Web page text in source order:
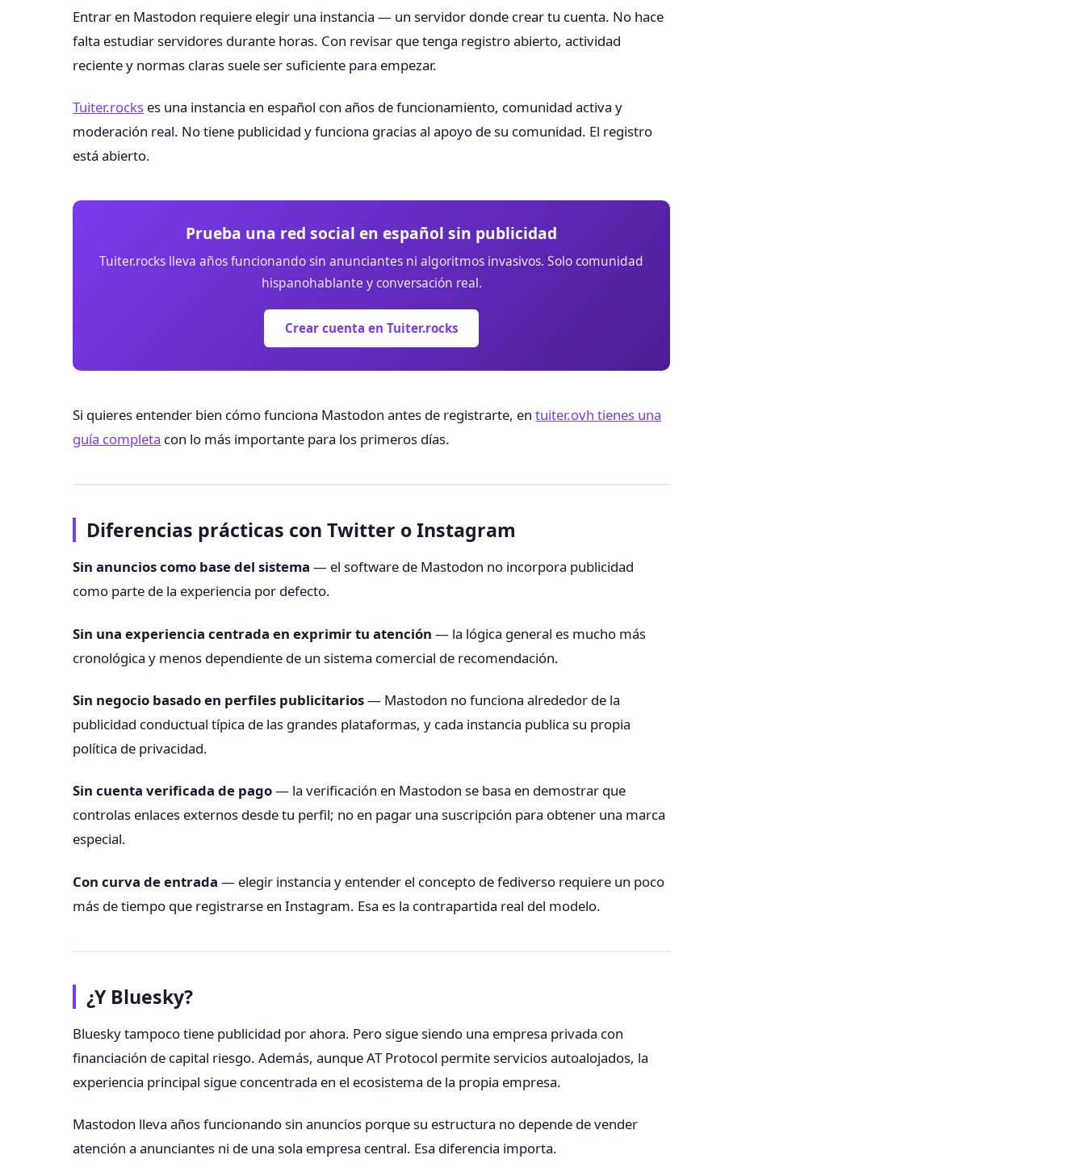
Entrar en Mastodon requiere elegir una instancia — un servidor donde crear tu cuenta. No hace
falta estudiar servidores durante horas. Con revisar que tenga registro abierto, actividad
reciente y normas claras suele ser suficiente para empezar.
Tuiter.rocks es una instancia en español con años de funcionamiento, comunidad activa y
moderación real. No tiene publicidad y funciona gracias al apoyo de su comunidad. El registro
está abierto.
Prueba una red social en español sin publicidad
Tuiter.rocks lleva años funcionando sin anunciantes ni algoritmos invasivos. Solo comunidad
hispanohablante y conversación real.
Crear cuenta en Tuiter.rocks
Si quieres entender bien cómo funciona Mastodon antes de registrarte, entuiter.ovh tienes una
guía completa con lo más importante para los primeros días.
Diferencias prácticas con Twitter o Instagram
Sin anuncios como base del sistema — el software de Mastodon no incorpora publicidad
como parte de la experiencia por defecto.
Sin una experiencia centrada en exprimir tu atención — la lógica general es mucho más
cronológica y menos dependiente de un sistema comercial de recomendación.
Sin negocio basado en perfiles publicitarios— Mastodon no funciona alrededor de la
publicidad conductual típica de las grandes plataformas, y cada instancia publica su propia
política de privacidad.
Sin cuenta verificada de pago— la verificación en Mastodon se basa en demostrar que
controlas enlaces externos desde tu perfil; no en pagar una suscripción para obtener una marca
especial.
Con curva de entrada — elegir instancia y entender el concepto de fediverso requiere un poco
más de tiempo que registrarse en Instagram. Esa es la contrapartida real del modelo.
¿Y Bluesky?
Bluesky tampoco tiene publicidad por ahora. Pero sigue siendo una empresa privada con
financiación de capital riesgo. Además, aunque AT Protocol permite servicios autoalojados, la
experiencia principal sigue concentrada en el ecosistema de la propia empresa.
Mastodon lleva años funcionando sin anuncios porque su estructura no depende de vender
atención a anunciantes ni de una sola empresa central. Esa diferencia importa.